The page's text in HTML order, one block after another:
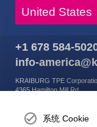
+1 678 584-
info-
KRAIBURG TPE
4365 Hamilton Mill Rd.,
系统 Cookie